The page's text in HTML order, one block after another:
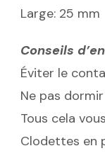
Large: 25 mm
Conseils
Éviter le
Ne pas
Tous cela
Clodettes en